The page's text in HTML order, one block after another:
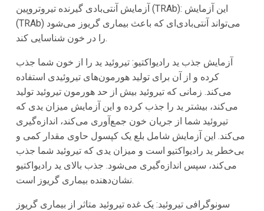
آزمایش آنتی‌بادی گیرنده تیروتروپین (TRAb): این آزمایش
(TRAb) می‌تواند آنتی‌بادی‌ای که باعث بیماری گریوز می‌شود
را در خون شناسایی کند.
آزمایش جذب ید رادیواکتیو: تیروئید ید را از خون شما جذب
کرده و از آن برای تولید هورمون‌های تیروئیدی استفاده
می‌کند. زمانی که تیروئید بیش از حد هورمون تیروئید تولید
می‌کند، بیشتر ید را جذب کرده و این آزمایش میزان یدی که
تیروئید شما از جریان خون جمع‌آوری می‌کند، اندازه‌گیری
می‌کند. این آزمایش شامل بلع یک کپسول حاوی مقدار کمی و
بی‌خطر ید رادیواکتیو است و میزان یدی که تیروئید شما جذب
می‌کند، سپس اندازه‌گیری می‌شود. جذب بالای ید رادیواکتیو
نشان‌دهنده بیماری گریوز است.
سونوگرافی تیروئید: یک غده تیروئید متاثر از بیماری گریوز